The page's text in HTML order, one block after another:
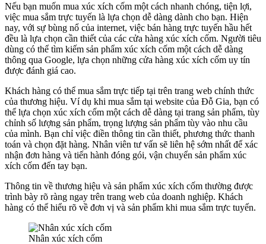
Nếu bạn muốn mua xúc xích cốm một cách nhanh chóng, tiện lợi,
việc mua sắm trực tuyến là lựa chọn dễ dàng dành cho bạn. Hiện
nay, với sự bùng nổ của internet, việc bán hàng trực tuyến hầu hết
đều là lựa chọn cần thiết của các cửa hàng xúc xích cốm. Người tiêu
dùng có thể tìm kiếm sản phẩm xúc xích cốm một cách dễ dàng
thông qua Google, lựa chọn những cửa hàng xúc xích cốm uy tín
được đánh giá cao.
Khách hàng có thể mua sắm trực tiếp tại trên trang web chính thức
của thương hiệu. Ví dụ khi mua sắm tại website của Đỗ Gia, bạn có
thể lựa chọn xúc xích cốm một cách dễ dàng tại trang sản phẩm, tùy
chỉnh số lượng sản phẩm, trọng lượng sản phẩm tùy vào nhu cầu
của mình. Bạn chỉ việc điền thông tin cần thiết, phương thức thanh
toán và chọn đặt hàng. Nhân viên tư vấn sẽ liên hệ sớm nhất để xác
nhận đơn hàng và tiến hành đóng gói, vận chuyển sản phẩm xúc
xích cốm đến tay bạn.
Thông tin về thương hiệu và sản phẩm xúc xích cốm thường được
trình bày rõ ràng ngay trên trang web của doanh nghiệp. Khách
hàng có thể hiểu rõ về đơn vị và sản phẩm khi mua sắm trực tuyến.
Nhân xúc xích cốm